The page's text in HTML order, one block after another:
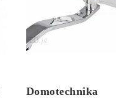
Domotechnika